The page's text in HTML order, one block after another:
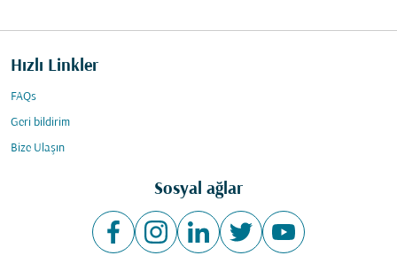
Hızlı Linkler
FAQs
Geri bildirim
Bize Ulaşın
Sosyal ağlar